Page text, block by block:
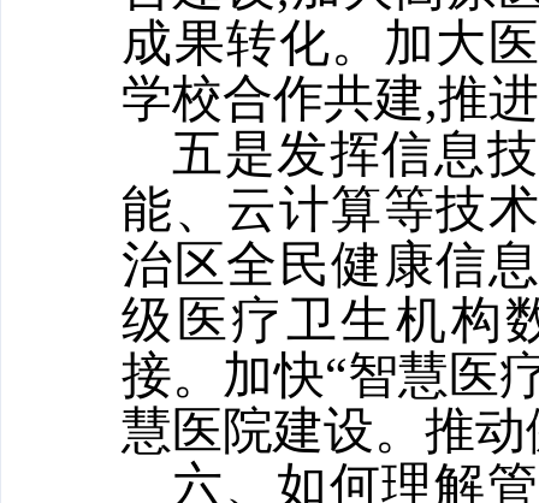
成果转化。加大
学校合作共建,推
五是发挥信息
能、云计算等技
治区全民健康信
级医疗卫生机构
接。加快“智慧医
慧医院建设。推
六、如何理解